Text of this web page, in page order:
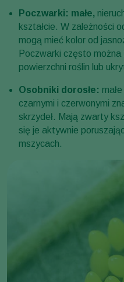
Poczwarki: małe,
kształcie. W zależności
mogą mieć kolor od
Poczwarki często
powierzchni roślin lub
Osobniki dorosłe:
czarnymi i czerwonymi
skrzydeł. Mają zwarty
się je aktywnie
mszycach.